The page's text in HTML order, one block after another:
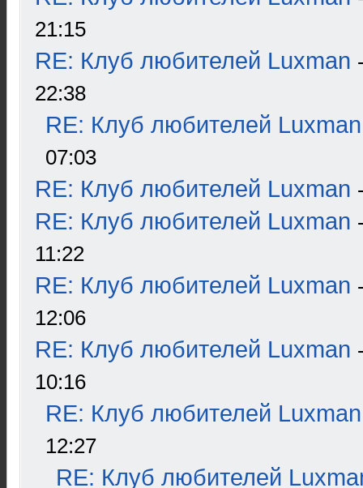
21:15
RE: Клуб любителей Luxman
22:38
RE: Клуб любителей Luxman
07:03
RE: Клуб любителей Luxman
RE: Клуб любителей Luxman
11:22
RE: Клуб любителей Luxman
12:06
RE: Клуб любителей Luxman
10:16
RE: Клуб любителей Luxman
12:27
RE: Клуб любителей